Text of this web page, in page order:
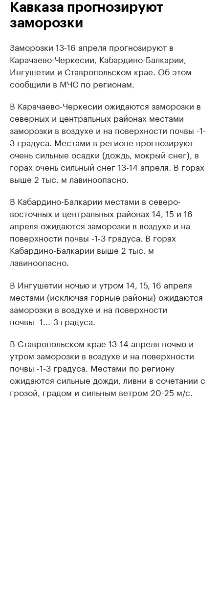
Кавказа прогнозируют
заморозки
Заморозки 13-16 апреля прогнозируют в
Карачаево-Черкесии, Кабардино-Балкарии,
Ингушетии и Ставропольском крае. Об этом
сообщили в МЧС по регионам.
В Карачаево-Черкесии ожидаются заморозки в
северных и центральных районах местами
заморозки в воздухе и на поверхности почвы -1-
3 градуса. Местами в регионе прогнозируют
очень сильные осадки (дождь, мокрый снег), в
горах очень сильный снег 13-14 апреля. В горах
выше 2 тыс. м лавиноопасно.
В Кабардино-Балкарии местами в северо-
восточных и центральных районах 14, 15 и 16
апреля ожидаются заморозки в воздухе и на
поверхности почвы -1-3 градуса. В горах
Кабардино-Балкарии выше 2 тыс. м
лавиноопасно.
В Ингушетии ночью и утром 14, 15, 16 апреля
местами (исключая горные районы) ожидаются
заморозки в воздухе и на поверхности
почвы -1...-3 градуса.
В Ставропольском крае 13-14 апреля ночью и
утром заморозки в воздухе и на поверхности
почвы -1-3 градуса. Местами по региону
ожидаются сильные дожди, ливни в сочетании с
грозой, градом и сильным ветром 20-25 м/с.